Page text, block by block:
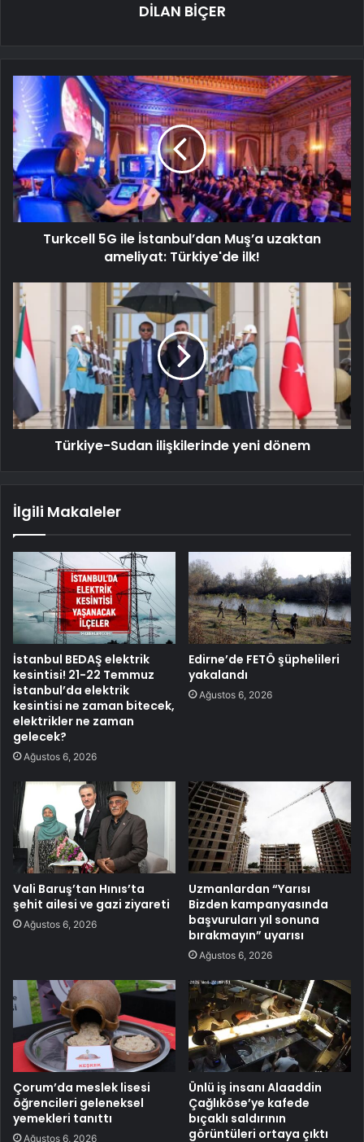
DİLAN BİÇER
Turkcell 5G ile İstanbul’dan Muş’a uzaktan
ameliyat: Türkiye'de ilk!
Türkiye-Sudan ilişkilerinde yeni dönem
İlgili Makaleler
İstanbul BEDAŞ elektrik
kesintisi! 21-22 Temmuz
İstanbul’da elektrik
kesintisi ne zaman bitecek,
elektrikler ne zaman
gelecek?
Ağustos 6, 2026
Edirne’de FETÖ şüphelileri
yakalandı
Ağustos 6, 2026
Vali Baruş’tan Hınıs’ta
şehit ailesi ve gazi ziyareti
Ağustos 6, 2026
Uzmanlardan “Yarısı
Bizden kampanyasında
başvuruları yıl sonuna
bırakmayın” uyarısı
Ağustos 6, 2026
Çorum’da meslek lisesi
öğrencileri geleneksel
yemekleri tanıttı
Ağustos 6, 2026
Ünlü iş insanı Alaaddin
Çağlıköse’ye kafede
bıçaklı saldırının
görüntüleri ortaya çıktı